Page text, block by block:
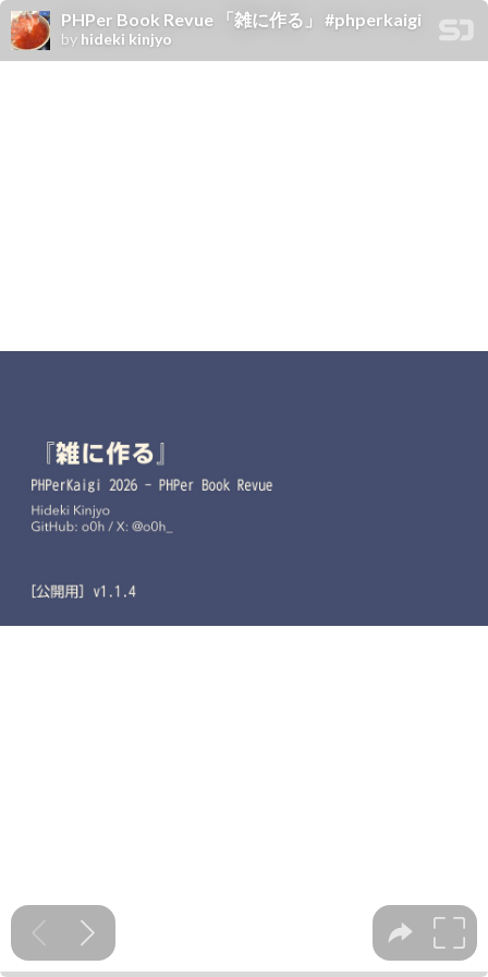
PHPer Book Revue 「雑に作る」 #phperkaigi
by hideki kinjyo